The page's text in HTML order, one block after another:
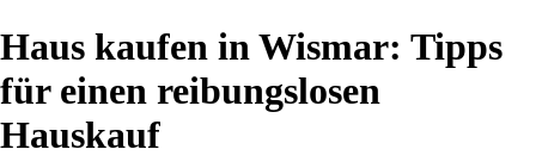
Haus kaufen in Wismar: Tipps
für einen reibungslosen
Hauskauf